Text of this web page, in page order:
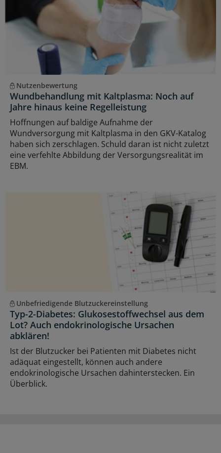
Nutzenbewertung
Wundbehandlung mit Kaltplasma: Noch auf
Jahre hinaus keine Regelleistung
Hoffnungen auf baldige Aufnahme der
Wundversorgung mit Kaltplasma in den GKV-Katalog
haben sich zerschlagen. Schuld daran ist nicht zuletzt
eine verfehlte Abbildung der Versorgungsrealität im
EBM.
Unbefriedigende Blutzuckereinstellung
Typ-2-Diabetes: Glukosestoffwechsel aus dem
Lot? Auch endokrinologische Ursachen
abklären!
Ist der Blutzucker bei Patienten mit Diabetes nicht
adäquat eingestellt, können auch andere
endokrinologische Ursachen dahinterstecken. Ein
Überblick.